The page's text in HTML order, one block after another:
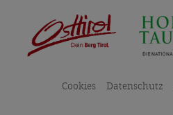
Datenschutz
Cookies